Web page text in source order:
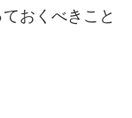
おくべきこと